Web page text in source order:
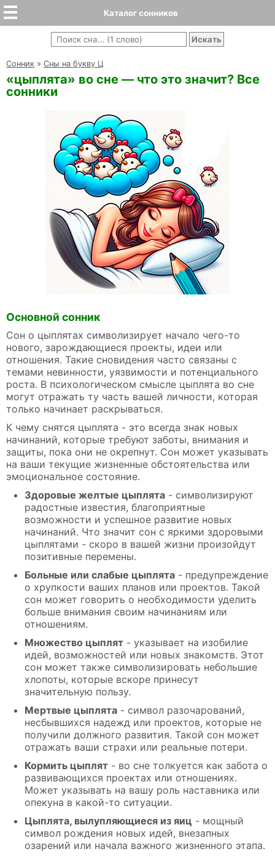
Каталог сонников
Cонник » Сны на букву Ц
«цыплята» во сне — что это значит? Все
сонники
Основной сонник
Сон о цыплятах символизирует начало чего-то
нового, зарождающиеся проекты, идеи или
отношения. Такие сновидения часто связаны с
темами невинности, уязвимости и потенциального
роста. В психологическом смысле цыплята во сне
могут отражать ту часть вашей личности, которая
только начинает раскрываться.
К чему снятся цыплята - это всегда знак новых
начинаний, которые требуют заботы, внимания и
защиты, пока они не окрепнут. Сон может указывать
на ваши текущие жизненные обстоятельства или
эмоциональное состояние.
Здоровые желтые цыплята - символизируют
радостные известия, благоприятные
возможности и успешное развитие новых
начинаний. Что значит сон с яркими здоровыми
цыплятами - скоро в вашей жизни произойдут
позитивные перемены.
Больные или слабые цыплята - предупреждение
о хрупкости ваших планов или проектов. Такой
сон может говорить о необходимости уделить
больше внимания своим начинаниям или
отношениям.
Множество цыплят - указывает на изобилие
идей, возможностей или новых знакомств. Этот
сон может также символизировать небольшие
хлопоты, которые вскоре принесут
значительную пользу.
Мертвые цыплята - символ разочарований,
несбывшихся надежд или проектов, которые не
получили должного развития. Такой сон может
отражать ваши страхи или реальные потери.
Кормить цыплят - во сне толкуется как забота о
развивающихся проектах или отношениях.
Может указывать на вашу роль наставника или
опекуна в какой-то ситуации.
Цыплята, вылупляющиеся из яиц - мощный
символ рождения новых идей, внезапных
озарений или начала важного жизненного этапа.